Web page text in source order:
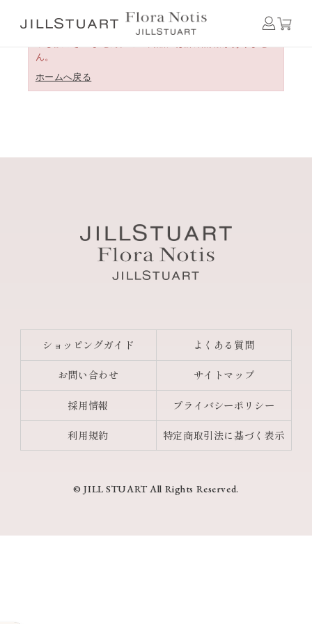
ん。
ホームへ戻る
ショッピングガイド よくある質問
お問い合わせ サイトマップ
採用情報 プライバシーポリシー
利用規約 特定商取引法に基づく表示
© JILL STUART All Rights Reserved.